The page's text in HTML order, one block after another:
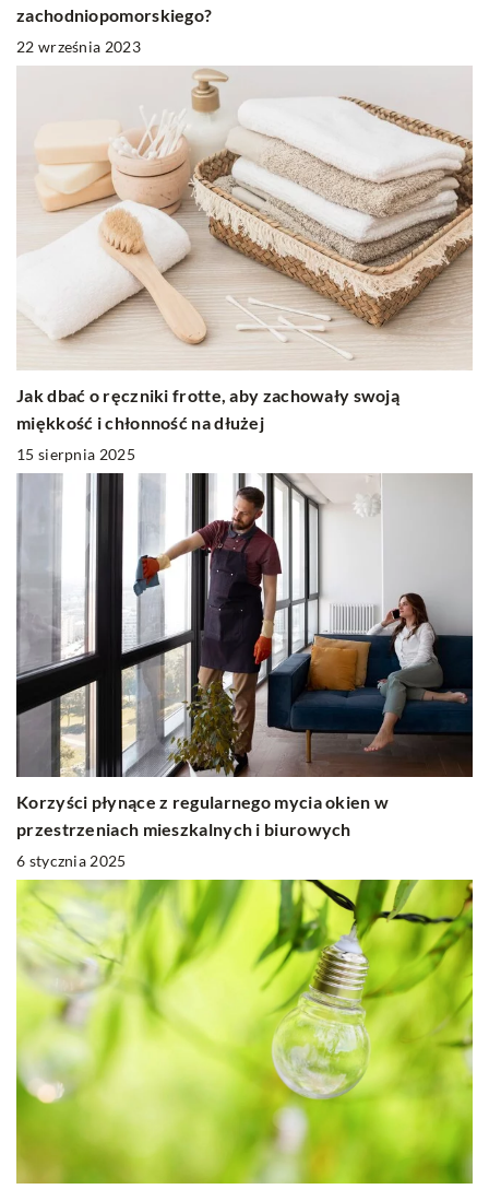
zachodniopomorskiego?
22 września 2023
Jak dbać o ręczniki frotte, aby zachowały swoją
miękkość i chłonność na dłużej
15 sierpnia 2025
Korzyści płynące z regularnego mycia okien w
przestrzeniach mieszkalnych i biurowych
6 stycznia 2025